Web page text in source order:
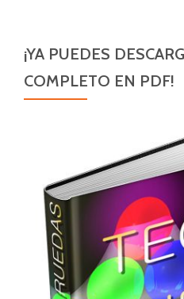
¡YA PUEDES
COMPLETO EN PDF!